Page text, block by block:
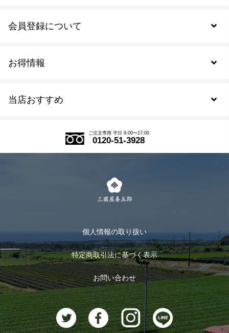
当店おすすめ
式部の香りシリーズ
お茶のギフト
おすすめのお茶
お茶に合うスイーツ
お得情報
会員登録について
会員規約について
ログイン
ログアウト
ご注文専用 平日 9:00〜17:00
0120-51-3928
個人情報の取り扱い
特定商取引法に基づく表示
お問い合わせ